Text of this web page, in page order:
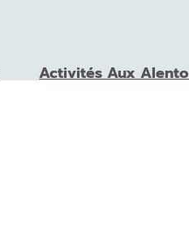
Activités Aux